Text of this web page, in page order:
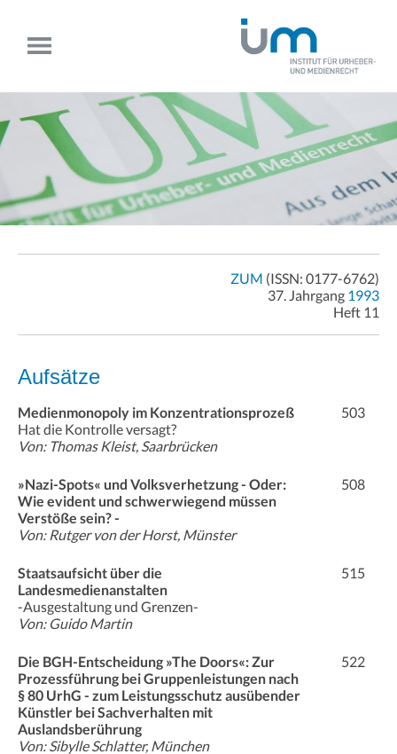
ZUM (ISSN: 0177-6762)
37. Jahrgang 1993
Heft 11
Aufsätze
Medienmonopoly im Konzentrationsprozeß
Hat die Kontrolle versagt?
Von: Thomas Kleist, Saarbrücken
503
»Nazi-Spots« und Volksverhetzung - Oder:
Wie evident und schwerwiegend müssen
Verstöße sein? -
Von: Rutger von der Horst, Münster
508
Staatsaufsicht über die
Landesmedienanstalten
-Ausgestaltung und Grenzen-
Von: Guido Martin
515
Die BGH-Entscheidung »The Doors«: Zur
Prozessführung bei Gruppenleistungen nach
§ 80 UrhG - zum Leistungsschutz ausübender
Künstler bei Sachverhalten mit
Auslandsberührung
Von: Sibylle Schlatter, München
522